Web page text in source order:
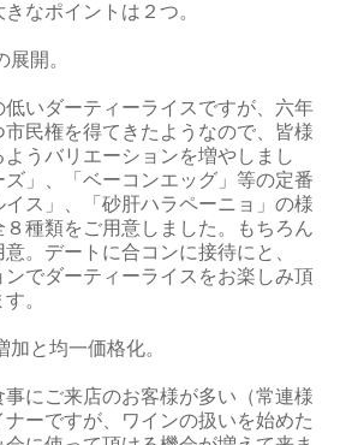
なポイントは２つ。
開。
いダーティーライスですが、六年
民権を得てきたようなので、皆様
うバリエーションを増やしまし
」、「ベーコンエッグ」等の定番
ス」、「砂肝ハラペーニョ」の様
種類をご用意しました。もちろん
。デートに合コンに接待にと、
でダーティーライスをお楽しみ頂
。
加と均一価格化。
にご来店のお客様が多い（常連様
ーですが、ワインの扱いを始めた